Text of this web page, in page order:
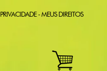
PRIVACIDADE - MEUS DIREITOS